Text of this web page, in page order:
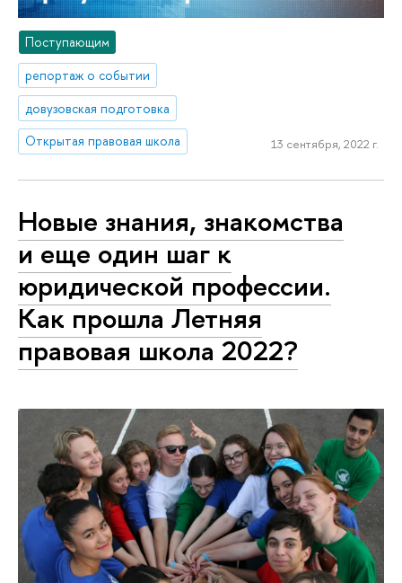
Поступающим
репортаж о событии
довузовская подготовка
Открытая правовая школа
13 сентября, 2022 г.
Новые знания, знакомства
и еще один шаг к
юридической профессии.
Как прошла Летняя
правовая школа 2022?